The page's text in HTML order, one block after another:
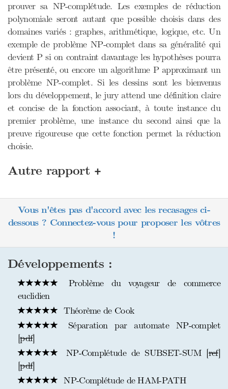
prouver sa NP-complétude. Les exemples de réduction
polynomiale seront autant que possible choisis dans des
domaines variés : graphes, arithmétique, logique, etc. Un
exemple de problème NP-complet dans sa généralité qui
devient P si on contraint davantage les hypothèses pourra
être présenté, ou encore un algorithme P approximant un
problème NP-complet. Si les dessins sont les bienvenus
lors du développement, le jury attend une définition claire
et concise de la fonction associant, à toute instance du
premier problème, une instance du second ainsi que la
preuve rigoureuse que cette fonction permet la réduction
choisie.
Autre rapport +
Vous n'êtes pas d'accord avec les recasages ci-
dessous ? Connectez-vous pour proposer les vôtres
!
Développements :
Problème du voyageur de commerce
euclidien
Théorème de Cook
Séparation par automate NP-complet
[pdf]
NP-Complétude de SUBSET-SUM [ref]
[pdf]
NP-Complétude de HAM-PATH